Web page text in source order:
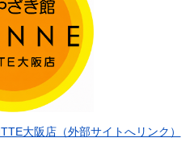
大阪店（外部サイトへリンク）